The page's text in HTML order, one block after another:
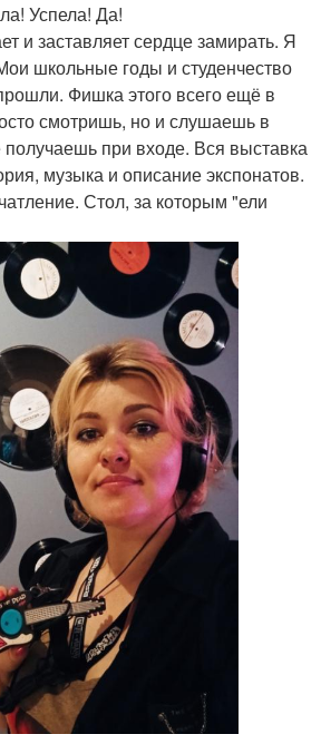
Успела! Да!
и заставляет сердце замирать. Я
школьные годы и студенчество
Фишка этого всего ещё в
смотришь, но и слушаешь в
при входе. Вся выставка
музыка и описание экспонатов.
Стол, за которым "ели